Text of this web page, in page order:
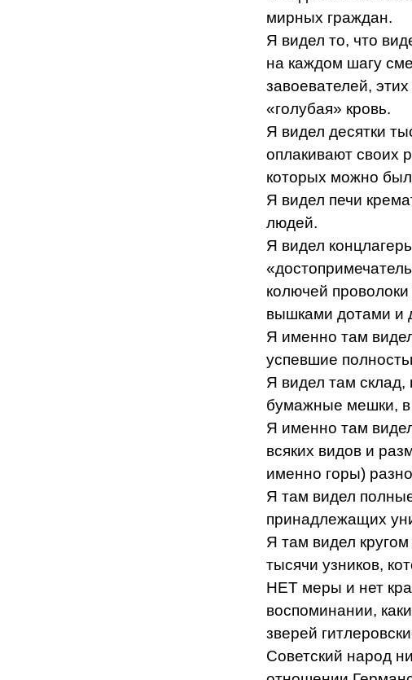
мирных граждан.
Я видел то, что
на каждом шагу
завоевателей,
«голубая» кровь.
Я видел десятки
оплакивают своих
которых можно
Я видел печи
людей.
Я видел
колючей
вышками дотами и
Я именно там
успевшие
Я видел там
бумажные мешки, в
Я именно там
всяких видов и
именно горы)
Я там видел
принадлежащих
Я там видел
тысячи узников,
НЕТ меры и нет
воспоминании,
зверей
Советский народ